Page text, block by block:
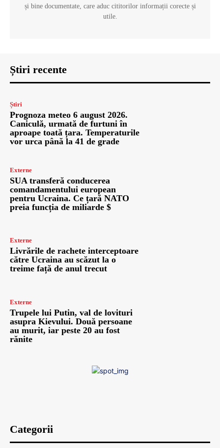
și bine documentate, care aduc cititorilor informații corecte și
utile.
Știri recente
Știri
Prognoza meteo 6 august 2026.
Caniculă, urmată de furtuni în
aproape toată țara. Temperaturile
vor urca până la 41 de grade
Externe
SUA transferă conducerea
comandamentului european
pentru Ucraina. Ce țară NATO
preia funcția de miliarde $
Externe
Livrările de rachete interceptoare
către Ucraina au scăzut la o
treime față de anul trecut
Externe
Trupele lui Putin, val de lovituri
asupra Kievului. Două persoane
au murit, iar peste 20 au fost
rănite
Categorii